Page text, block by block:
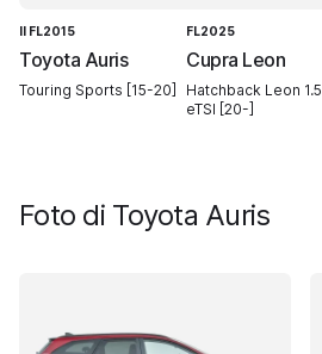
II FL2015
Toyota Auris
Touring Sports [15-20]
FL2025
Cupra Leon
Hatchback Leon 1.5
eTSI [20-]
Foto di Toyota Auris